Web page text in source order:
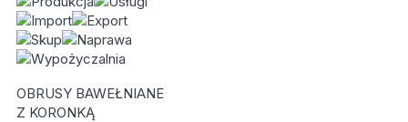
OBRUSY BAWEŁNIANE
Z KORONKĄ